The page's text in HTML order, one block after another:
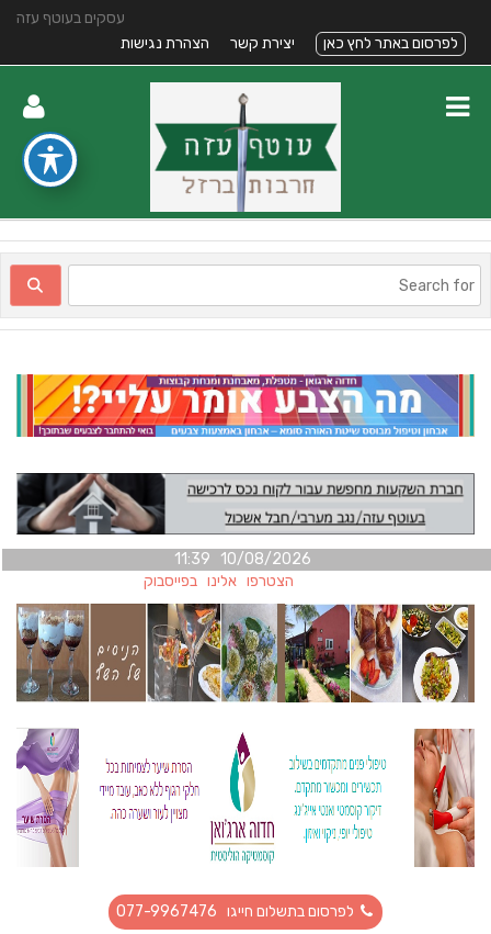
עסקים בעוטף עזה
לפרסום באתר לחץ כאן
יצירת קשר הצהרת נגישות
10/08/2026 11:39
הצטרפו אלינו בפייסבוק
לפרסום בתשלום חייגו 077-9967476